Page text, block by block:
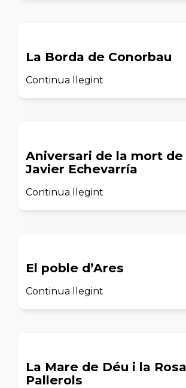
La Borda de Conorbau
Continua llegint
Aniversari de la mort de
Javier Echevarría
Continua llegint
El poble d’Ares
Continua llegint
La Mare de Déu i la
Pallerols